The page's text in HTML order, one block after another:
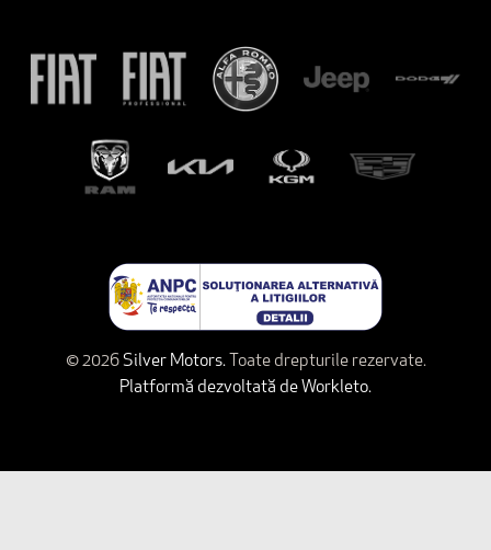
© 2026Silver Motors.Toate drepturile rezervate.
Platformă dezvoltată de Workleto.